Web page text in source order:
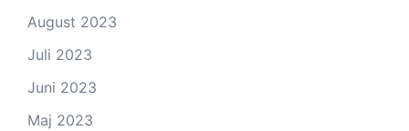
August 2023
Juli 2023
Juni 2023
Maj 2023